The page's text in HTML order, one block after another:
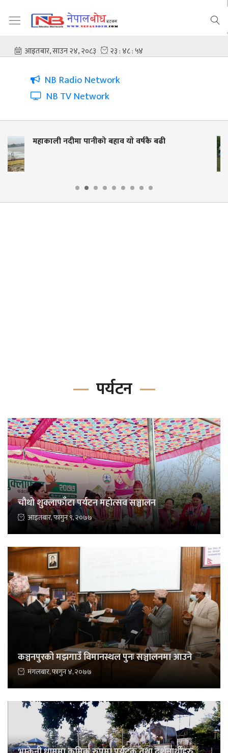
NB Radio Network
NB TV Network
नदी किनार संरक्षणसँगै जीविकोपार्जनमा टेवा :
पर्यटन
चौथो शुक्लाफाँटा पर्यटन महोत्सव सञ्चालन
आइतबार, फागुन ९, २०७७
कञ्चनपुरको मझगाउँ विमानस्थल पुनः सञ्चालनमा आउने
मंगलबार, फागुन ४, २०७७